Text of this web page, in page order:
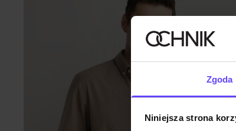
Zgoda
Niniejsza strona